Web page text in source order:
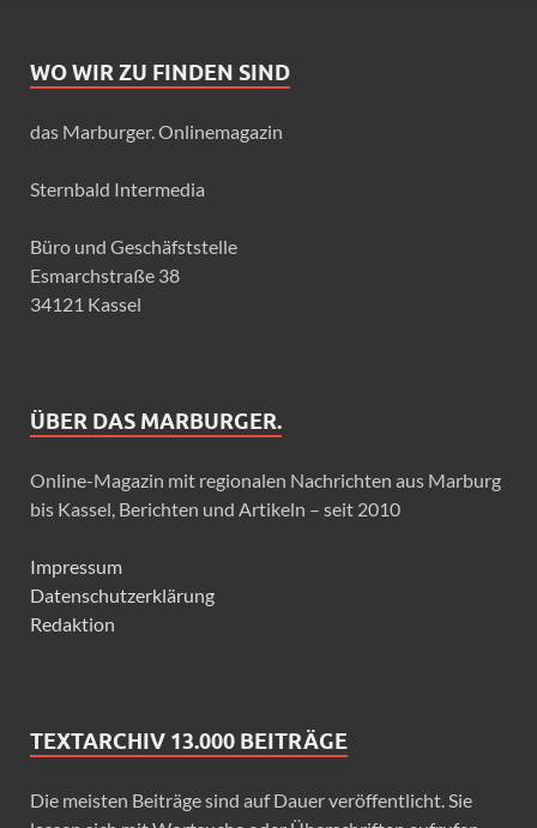
WO WIR ZU FINDEN SIND
das Marburger. Onlinemagazin
Sternbald Intermedia
Büro und Geschäfststelle
Esmarchstraße 38
34121 Kassel
ÜBER DAS MARBURGER.
Online-Magazin mit regionalen Nachrichten aus Marburg
bis Kassel, Berichten und Artikeln – seit 2010
Impressum
Datenschutzerklärung
Redaktion
TEXTARCHIV 13.000 BEITRÄGE
Die meisten Beiträge sind auf Dauer veröffentlicht. Sie